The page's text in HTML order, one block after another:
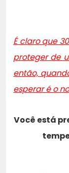
É claro que
proteger de
então,
esperar é o
Você está